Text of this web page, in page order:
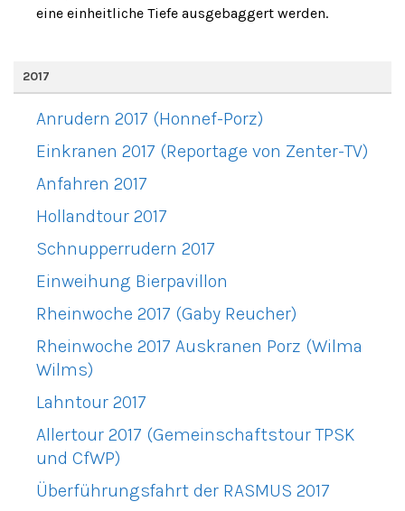
eine einheitliche Tiefe ausgebaggert werden.
2017
Anrudern 2017 (Honnef-Porz)
Einkranen 2017 (Reportage von Zenter-TV)
Anfahren 2017
Hollandtour 2017
Schnupperrudern 2017
Einweihung Bierpavillon
Rheinwoche 2017 (Gaby Reucher)
Rheinwoche 2017 Auskranen Porz (Wilma
Wilms)
Lahntour 2017
Allertour 2017 (Gemeinschaftstour TPSK
und CfWP)
Überführungsfahrt der RASMUS 2017